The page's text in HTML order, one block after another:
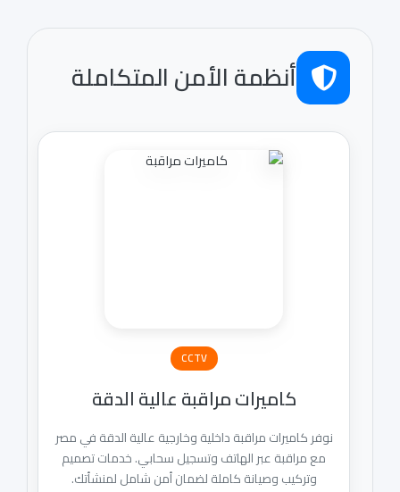
أنظمة الأمن المتكاملة
كاميرات مراقبة عالية الدقة
نوفر كاميرات مراقبة داخلية وخارجية عالية الدقة في مصر
مع مراقبة عبر الهاتف وتسجيل سحابي. خدمات تصميم
وتركيب وصيانة كاملة لضمان أمن شامل لمنشأتك.